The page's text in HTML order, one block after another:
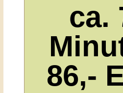
ca.
86,-